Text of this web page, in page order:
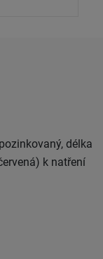
délka
k natření